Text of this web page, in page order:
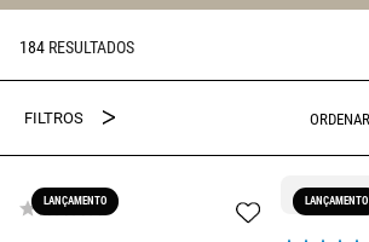
184
LANÇAMENTO LANÇAMENTO